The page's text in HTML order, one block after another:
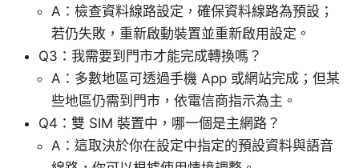
A：檢查資料線路設定，確保資料線路為預設；
若仍失敗，重新啟動裝置並重新啟用設定。
Q3：我需要到門市才能完成轉換嗎？
A：多數地區可透過手機 App 或網站完成；但某
些地區仍需到門市，依電信商指示為主。
Q4：雙 SIM 裝置中，哪一個是主網路？
A：這取決於你在設定中指定的預設資料與語音